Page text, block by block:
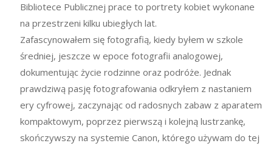
Bibliotece Publicznej prace to portrety kobiet wykonane
na przestrzeni kilku ubiegłych lat.
Zafascynowałem się fotografią, kiedy byłem w szkole
średniej, jeszcze w epoce fotografii analogowej,
dokumentując życie rodzinne oraz podróże. Jednak
prawdziwą pasję fotografowania odkryłem z nastaniem
ery cyfrowej, zaczynając od radosnych zabaw z aparatem
kompaktowym, poprzez pierwszą i kolejną lustrzankę,
skończywszy na systemie Canon, którego używam do tej